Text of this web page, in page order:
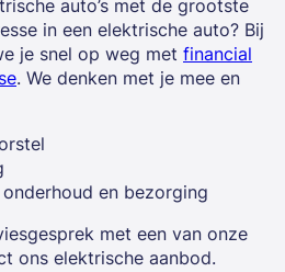
auto’s met de grootste
in een elektrische auto? Bij
je snel op weg met financial
. We denken met je mee en
en bezorging
met een van onze
ons elektrische aanbod.